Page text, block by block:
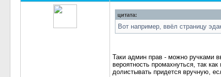
цитата:
Вот например, ввёл страницу
Таки админ прав - можно ручками
вероятность промахнуться, так
долистывать придется вручную,